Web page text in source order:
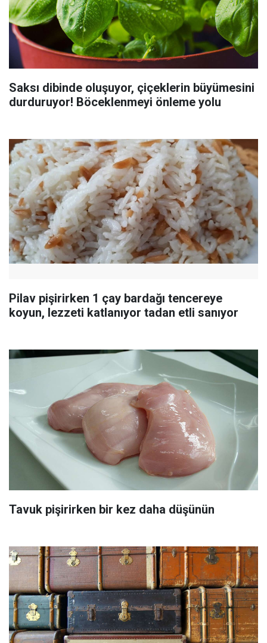
Saksı dibinde oluşuyor, çiçeklerin büyümesini
durduruyor! Böceklenmeyi önleme yolu
Pilav pişirirken 1 çay bardağı tencereye
koyun, lezzeti katlanıyor tadan etli sanıyor
Tavuk pişirirken bir kez daha düşünün